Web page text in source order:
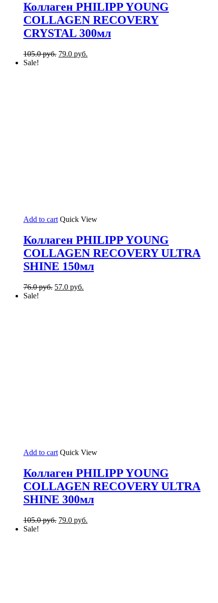
Коллаген PHILIPP YOUNG
COLLAGEN RECOVERY
CRYSTAL 300мл
105.0руб. 79.0 руб.
Sale!
Add to cart Quick View
Коллаген PHILIPP YOUNG
COLLAGEN RECOVERY ULTRA
SHINE 150мл
76.0руб. 57.0 руб.
Sale!
Add to cart Quick View
Коллаген PHILIPP YOUNG
COLLAGEN RECOVERY ULTRA
SHINE 300мл
105.0руб. 79.0 руб.
Sale!